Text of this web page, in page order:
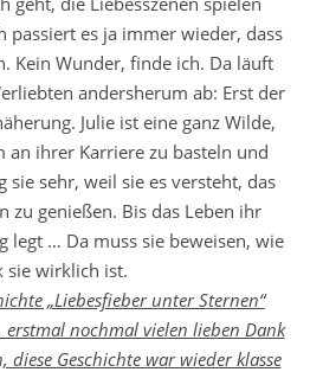
passiert es ja immer wieder, dass
Kein Wunder, finde ich. Da läuft
andersherum ab: Erst der
Julie ist eine ganz Wilde,
an ihrer Karriere zu basteln und
sie sehr, weil sie es versteht, das
zu genießen. Bis das Leben ihr
legt … Da muss sie beweisen, wie
sie wirklich ist.
„Liebesfieber unter Sternen“
nochmal vielen lieben Dank
diese Geschichte war wieder klasse